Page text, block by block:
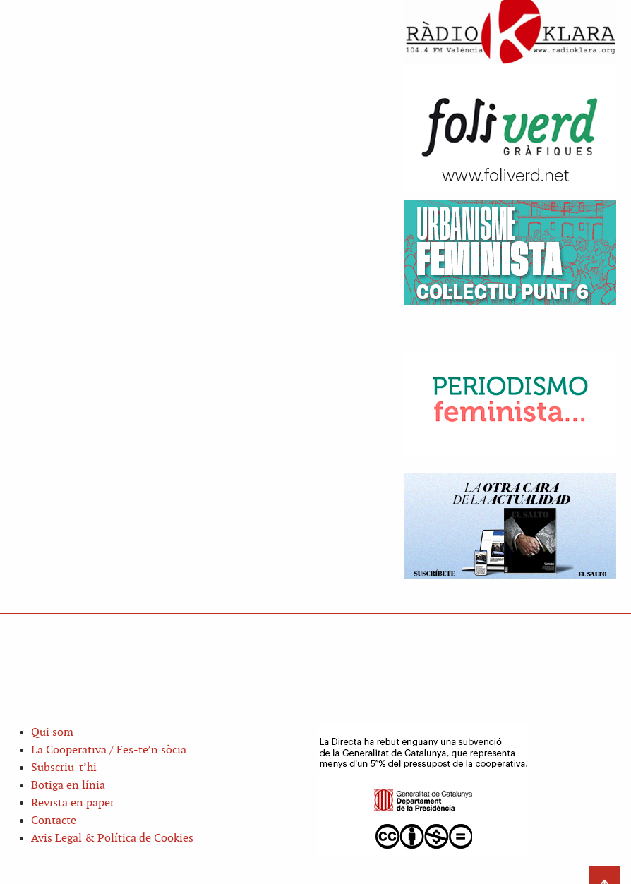
Qui som
La Cooperativa / Fes-te’n sòcia
Subscriu-t’hi
Botiga en línia
Revista en paper
Contacte
Avis Legal & Política de Cookies